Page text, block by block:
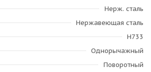
Нерж. сталь
Нержавеющая сталь
H733
Однорычажный
Поворотный